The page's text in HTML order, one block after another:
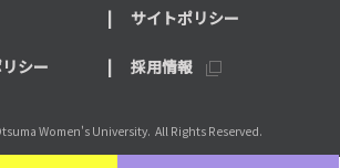
サイトポリシー
シー 採用情報
Women's University. All Rights Reserved.